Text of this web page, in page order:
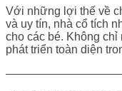
Với những lợi thế về
và uy tín, nhà cổ tích
cho các bé. Không
phát triển toàn diện